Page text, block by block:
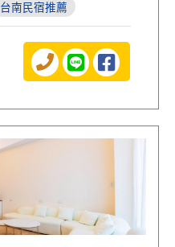
台南民宿推薦